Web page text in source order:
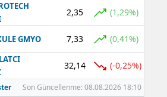
2,35 (1,29%)
GMYO 7,33 (0,41%)
32,14 (-0,25%)
Son Güncellenme: 08.08.2026 18:10